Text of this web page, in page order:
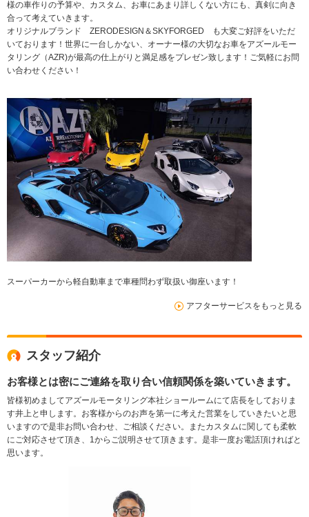
様の車作りの予算や、カスタム、お車にあまり詳しくない方にも、真剣に向き
合って考えていきます。
オリジナルブランド ZERODESIGN＆SKYFORGED も大変ご好評をいただ
いております！世界に一台しかない、オーナー様の大切なお車をアズールモー
タリング（AZR)が最高の仕上がりと満足感をプレゼン致します！ご気軽にお問
い合わせください！
スーパーカーから軽自動車まで車種問わず取扱い御座います！
アフターサービスをもっと見る
スタッフ紹介
お客様とは密にご連絡を取り合い信頼関係を築いていきます。
皆様初めましてアズールモータリング本社ショールームにて店長をしておりま
す井上と申します。お客様からのお声を第一に考えた営業をしていきたいと思
いますので是非お問い合わせ、ご相談ください。またカスタムに関しても柔軟
にご対応させて頂き、1からご説明させて頂きます。是非一度お電話頂ければと
思います。